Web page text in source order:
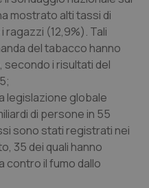
mostrato alti tassi di
ragazzi (12,9%). Tali
del tabacco hanno
secondo i risultati del
legislazione globale
di persone in 55
sono stati registrati nei
35 dei quali hanno
contro il fumo dallo
a rendere fruibile il
di base quali la
alle aree
è in grado di
questi cookie.